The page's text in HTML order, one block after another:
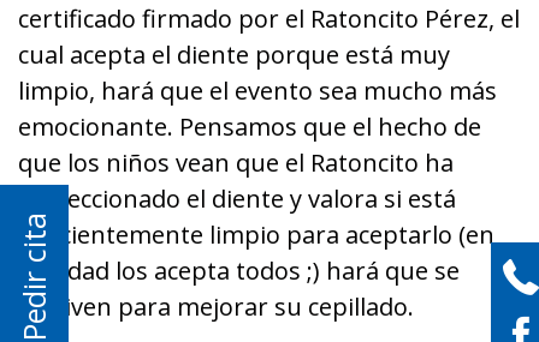
certificado firmado por el Ratoncito Pérez, el
cual acepta el diente porque está muy
limpio, hará que el evento sea mucho más
emocionante. Pensamos que el hecho de
que los niños vean que el Ratoncito ha
inspeccionado el diente y valora si está
suficientemente limpio para aceptarlo (en
realidad los acepta todos ;) hará que se
motiven para mejorar su cepillado.
Pedir cita